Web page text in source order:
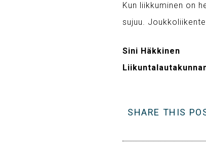
Kun liikkuminen on
sujuu.
Sini Häkkinen
SHARE THIS